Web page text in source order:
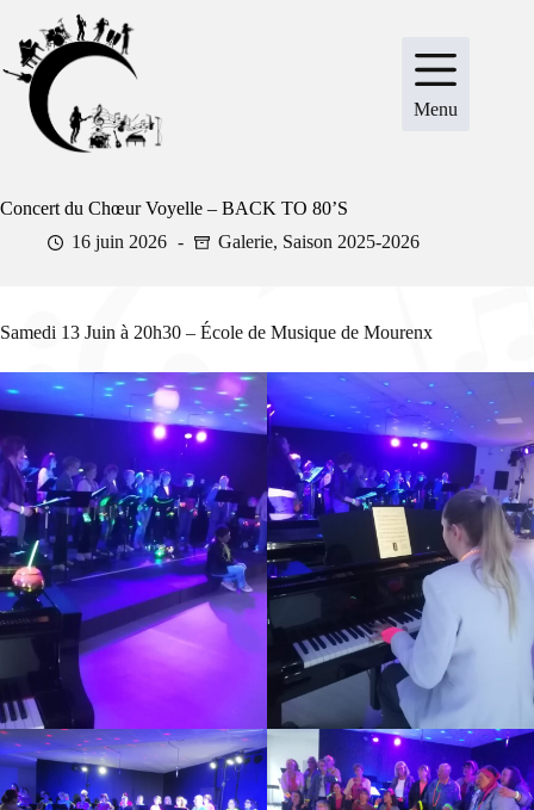
contenu
Menu
Concert du Chœur Voyelle – BACK TO 80’S
16 juin 2026
Galerie, Saison 2025-2026
Samedi 13 Juin à 20h30 – École de Musique de Mourenx